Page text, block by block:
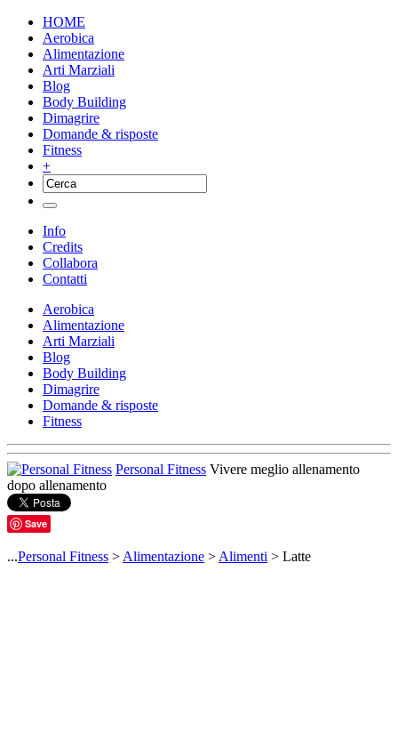
HOME
Aerobica
Alimentazione
Arti Marziali
Blog
Body Building
Dimagrire
Domande & risposte
Fitness
+
Info
Credits
Collabora
Contatti
Aerobica
Alimentazione
Arti Marziali
Blog
Body Building
Dimagrire
Domande & risposte
Fitness
Personal Fitness Vivere meglio allenamento
dopo allenamento
Save
...Personal Fitness > Alimentazione > Alimenti > Latte